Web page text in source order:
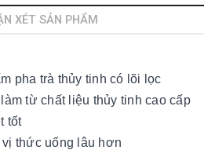
XÉT SẢN PHẨM
pha trà thủy tinh có lõi lọc
từ chất liệu thủy tinh cao cấp
tốt
thức uống lâu hơn